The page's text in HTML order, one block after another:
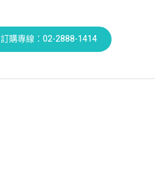
訂購專線：02-2888-1414